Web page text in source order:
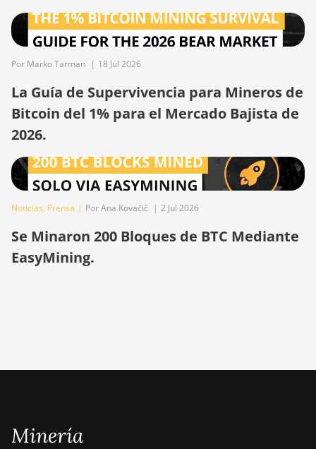
BITMAIN Antminer S19j
(90Th)
BITMAIN Antminer S19j Pro
(96Th)
BITMAIN Antminer S19j XP
(120Th)
BITMAIN Antminer S23
(580Th)
BITMAIN Antminer S23 Hyd.
2U (865Th/s)
BITMAIN Antminer T19 Hydro
Por Marko Tarman | 18 Jul 2026
La Guía de Supervivencia para Mineros de
Bitcoin del 1% para el Mercado Bajista de
2026.
Noticias, Prensa | Por Ana Kovačič | 2 Jul 2026
Se Minaron 200 Bloques de BTC Mediante
EasyMining.
Minería